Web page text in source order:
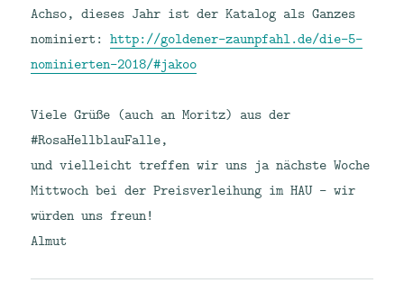
Achso, dieses Jahr ist der Katalog als Ganzes
nominiert:http://goldener-zaunpfahl.de/die-5-
nominierten-2018/#jakoo
Viele Grüße (auch an Moritz) aus der
#RosaHellblauFalle,
und vielleicht treffen wir uns ja nächste Woche
Mittwoch bei der Preisverleihung im HAU – wir
würden uns freun!
Almut